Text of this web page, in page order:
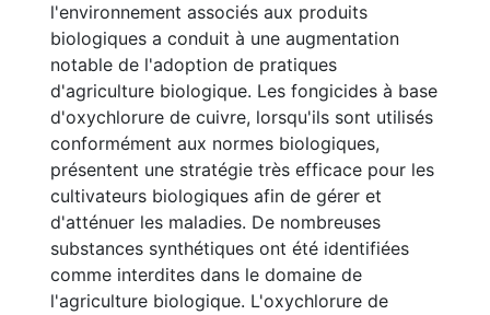
l'environnement associés aux produits
biologiques a conduit à une augmentation
notable de l'adoption de pratiques
d'agriculture biologique. Les fongicides à base
d'oxychlorure de cuivre, lorsqu'ils sont utilisés
conformément aux normes biologiques,
présentent une stratégie très efficace pour les
cultivateurs biologiques afin de gérer et
d'atténuer les maladies. De nombreuses
substances synthétiques ont été identifiées
comme interdites dans le domaine de
l'agriculture biologique. L'oxychlorure de